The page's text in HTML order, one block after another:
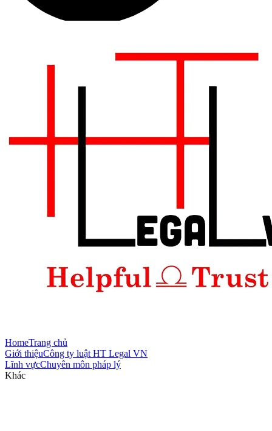
HomeTrang chủ
Giới thiệuCông ty luật HT Legal VN
Lĩnh vựcChuyên môn pháp lý
Khác